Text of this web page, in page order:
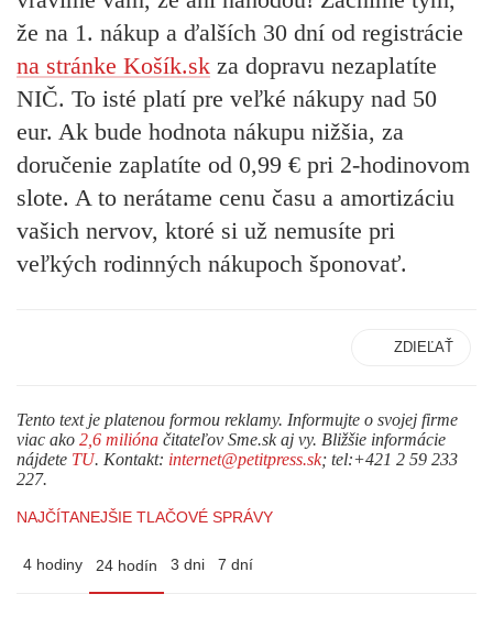
že na 1. nákup a ďalších 30 dní od registrácie
na stránke Košík.sk za dopravu nezaplatíte
NIČ. To isté platí pre veľké nákupy nad 50
eur. Ak bude hodnota nákupu nižšia, za
doručenie zaplatíte od 0,99 € pri 2-hodinovom
slote. A to nerátame cenu času a amortizáciu
vašich nervov, ktoré si už nemusíte pri
veľkých rodinných nákupoch šponovať.
ZDIEĽAŤ
Tento text je platenou formou reklamy. Informujte o svojej firme
viac ako 2,6 milióna čitateľov Sme.sk aj vy. Bližšie informácie
nájdete TU. Kontakt: internet@petitpress.sk; tel:+421 2 59 233
227.
NAJČÍTANEJŠIE TLAČOVÉ SPRÁVY
4 hodiny 24 hodín 3 dni 7 dní